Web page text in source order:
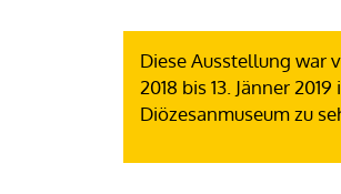
Diese Ausstellung war
2018 bis 13. Jänner 2019
Diözesanmuseum zu